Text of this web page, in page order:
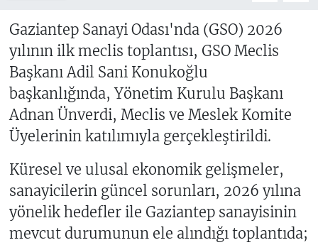
Gaziantep Sanayi Odası'nda (GSO) 2026
yılının ilk meclis toplantısı, GSO Meclis
Başkanı Adil Sani Konukoğlu
başkanlığında, Yönetim Kurulu Başkanı
Adnan Ünverdi, Meclis ve Meslek Komite
Üyelerinin katılımıyla gerçekleştirildi.
Küresel ve ulusal ekonomik gelişmeler,
sanayicilerin güncel sorunları, 2026 yılına
yönelik hedefler ile Gaziantep sanayisinin
mevcut durumunun ele alındığı toplantıda;